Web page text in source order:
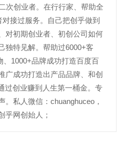
次创业者。在行行家、帮助全
接过服务。自己把创乎做到
对初期创业者、初创公司如何
独特见解。帮助过6000+客
、1000+品牌成功打造百度百
广成功打造出产品品牌、和创
过创业赚到人生第一桶金。专
。私人微信：chuanghuceo，
乎网创始人；